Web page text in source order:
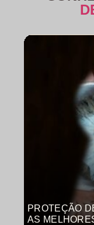
PROTEÇÃO
AS